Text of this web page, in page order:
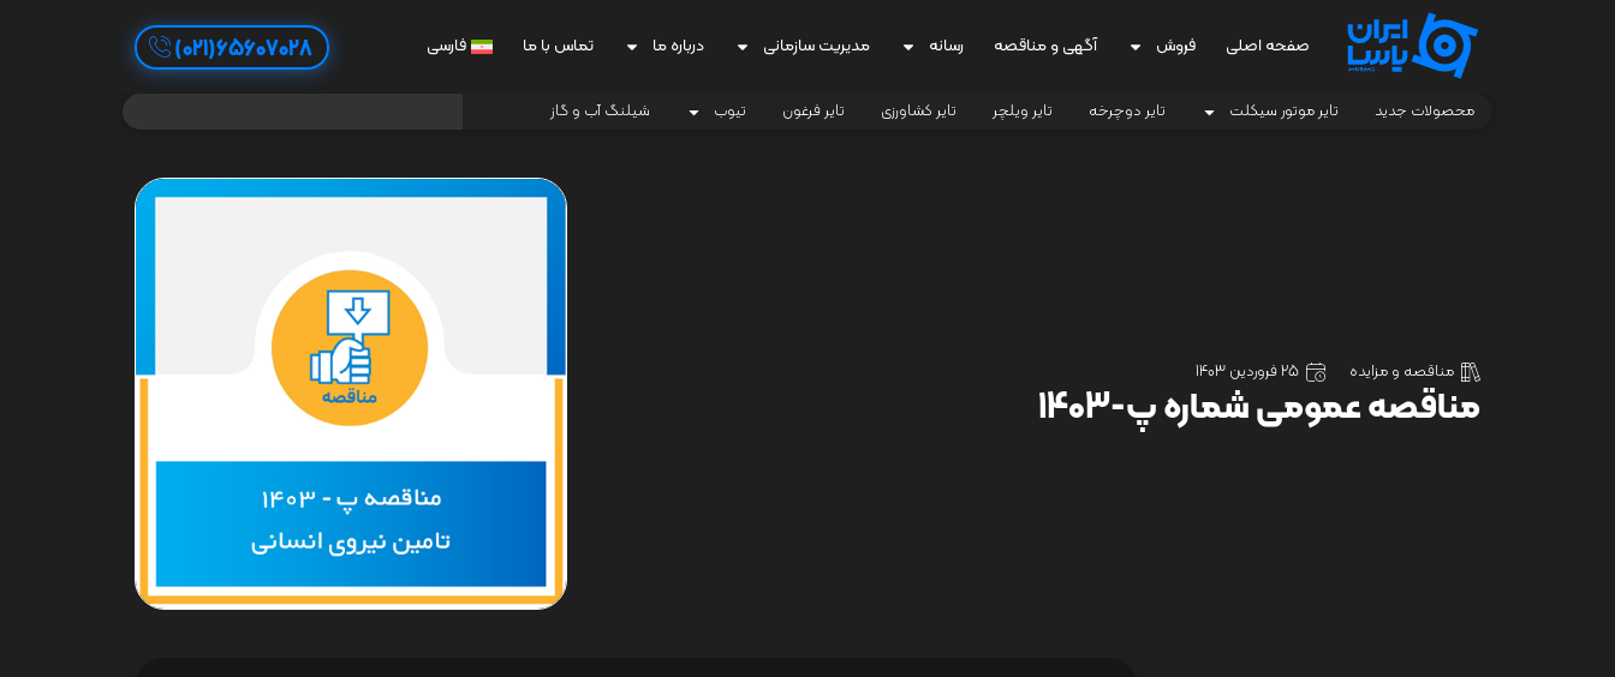
صفحه اصلی فروش آگهی و مناقصه رسانه مدیریت سازمانی درباره ما تماس با ما فارسی 65607028(021)
محصولات جدید تایر موتور سیکلت تایر دوچرخه تایر ویلچر تایر کشاورزی تایر فرغون تیوب شیلنگ آب و گاز
مناقصه و مزایده 25 فروردین 1403
مناقصه عمومی شماره پ-1403